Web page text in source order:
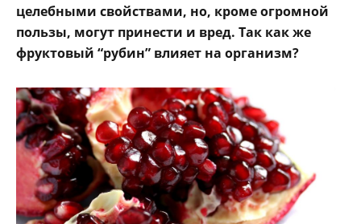
целебными свойствами, но, кроме огромной
пользы, могут принести и вред. Так как же
фруктовый “рубин” влияет на организм?